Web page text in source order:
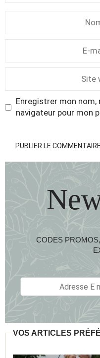
Enregistrer mon
navigateur pour mon
CODES
E
I
L
VOS ARTICLES